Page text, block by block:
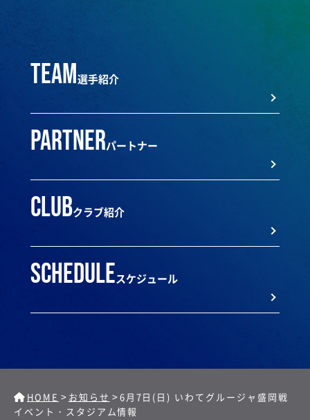
team選手紹介
partnerパートナー
clubクラブ紹介
scheduleスケジュール
HOME > お知らせ >6月7日(日) いわてグルージャ盛岡戦
イベント・スタジアム情報